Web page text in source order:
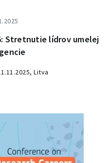
Stretnutie lídrov umelej
Litva